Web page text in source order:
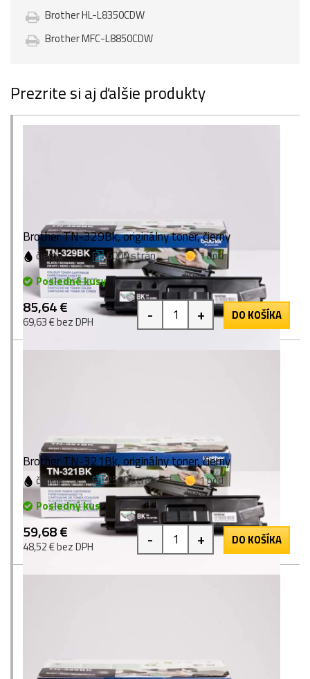
Brother HL-L8350CDW
Brother MFC-L8850CDW
Prezrite si aj ďalšie produkty
Brother TN-329Bk, originálny toner, čierny
čierna 6000 strán
1 bod
Posledné kusy
85,64 €
69,63 € bez DPH - + DO KOŠÍKA
Brother TN-321Bk, originálny toner, čierny
čierna 2500 strán
1 bod
Posledný kus
59,68 €
48,52 € bez DPH - + DO KOŠÍKA